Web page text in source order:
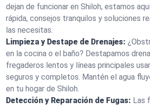
dejan de funcionar en Shiloh, estamos
rápida, consejos tranquilos y soluciones
las necesitas.
Limpieza y Destape de Drenajes:
en la cocina o el baño? Destapamos
fregaderos lentos y líneas principales
seguros y completos. Mantén el agua
en tu hogar de Shiloh.
Detección y Reparación de Fugas: Las